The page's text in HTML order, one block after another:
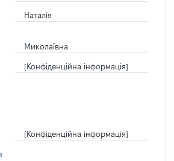
Наталія
Миколаївна
[Конфіденційна інформація]
[Конфіденційна інформація]